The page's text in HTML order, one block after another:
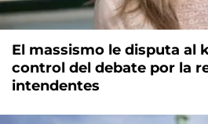
El massismo le disputa al
control del debate por la
intendentes